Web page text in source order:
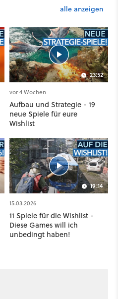
alle anzeigen
23:52
vor 4 Wochen
Aufbau und Strategie - 19
neue Spiele für eure
Wishlist
19:14
15.03.2026
11 Spiele für die Wishlist -
Diese Games will ich
unbedingt haben!